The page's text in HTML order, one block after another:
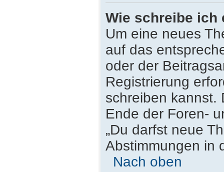
Wie schreibe ich
Um eine neues
auf das
oder der
Registrierung
schreiben kannst.
Ende der Foren-
„Du darfst neue
Abstimmungen in
Nach oben